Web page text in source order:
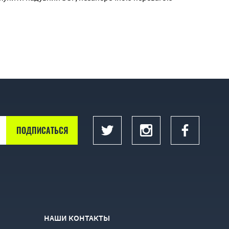
прокат САП'ів у Києві.
НАШИ КОНТАКТЫ